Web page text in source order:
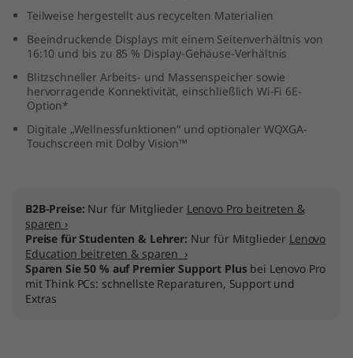
D
Teilweise hergestellt aus recycelten Materialien
Beeindruckende Displays mit einem Seitenverhältnis von
16:10 und bis zu 85 % Display-Gehäuse-Verhältnis
Blitzschneller Arbeits- und Massenspeicher sowie
hervorragende Konnektivität, einschließlich Wi-Fi 6E-
Option*
Digitale „Wellnessfunktionen“ und optionaler WQXGA-
Touchscreen mit Dolby Vision™
B2B-Preise: Nur für Mitglieder Lenovo Pro beitreten &
sparen ›
Preise für Studenten & Lehrer: Nur für Mitglieder Lenovo
Education beitreten & sparen ›
Sparen Sie 50 % auf Premier Support Plusbei Lenovo Pro
mit Think PCs: schnellste Reparaturen, Support und
Extras